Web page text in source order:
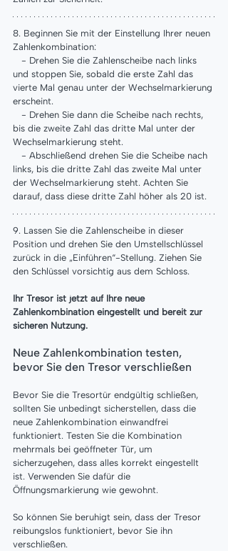
8. Beginnen Sie mit der Einstellung Ihrer neuen
Zahlenkombination:
und stoppen Sie, sobald die erste Zahl das
vierte Mal genau unter der Wechselmarkierung
erscheint.
bis die zweite Zahl das dritte Mal unter der
Wechselmarkierung steht.
links, bis die dritte Zahl das zweite Mal unter
der Wechselmarkierung steht. Achten Sie
darauf, dass diese dritte Zahl höher als 20 ist.
9. Lassen Sie die Zahlenscheibe in dieser
Position und drehen Sie den Umstellschlüssel
zurück in die „Einführen“-Stellung. Ziehen Sie
den Schlüssel vorsichtig aus dem Schloss.
Ihr Tresor ist jetzt auf Ihre neue
Zahlenkombination eingestellt und bereit zur
sicheren Nutzung.
Neue Zahlenkombination testen,
bevor Sie den Tresor verschließen
Bevor Sie die Tresortür endgültig schließen,
sollten Sie unbedingt sicherstellen, dass die
neue Zahlenkombination einwandfrei
funktioniert. Testen Sie die Kombination
mehrmals bei geöffneter Tür, um
sicherzugehen, dass alles korrekt eingestellt
ist. Verwenden Sie dafür die
Öffnungsmarkierung wie gewohnt.
So können Sie beruhigt sein, dass der Tresor
reibungslos funktioniert, bevor Sie ihn
verschließen.